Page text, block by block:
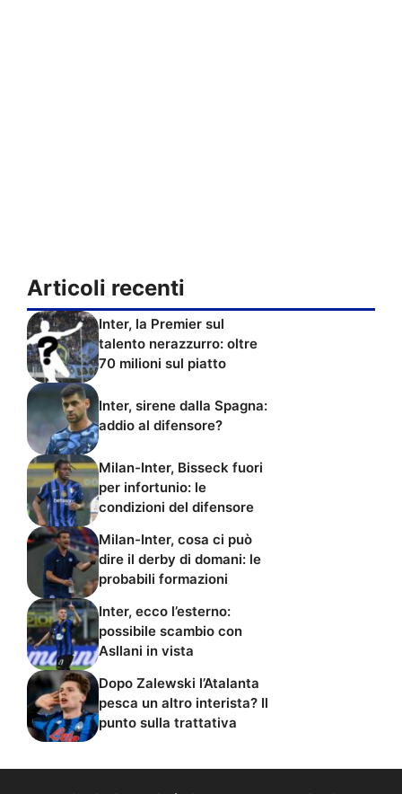
Articoli recenti
Inter, la Premier sul
talento nerazzurro: oltre
70 milioni sul piatto
Inter, sirene dalla Spagna:
addio al difensore?
Milan-Inter, Bisseck fuori
per infortunio: le
condizioni del difensore
Milan-Inter, cosa ci può
dire il derby di domani: le
probabili formazioni
Inter, ecco l’esterno:
possibile scambio con
Asllani in vista
Dopo Zalewski l’Atalanta
pesca un altro interista? Il
punto sulla trattativa